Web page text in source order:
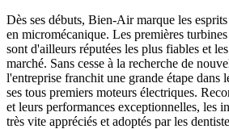
Dès ses débuts, Bien-Air marque les
en micromécanique. Les premières
sont d'ailleurs réputées les plus fiables et
marché. Sans cesse à la recherche de
l'entreprise franchit une grande étape dans
ses tous premiers moteurs électriques.
et leurs performances exceptionnelles, les
très vite appréciés et adoptés par les